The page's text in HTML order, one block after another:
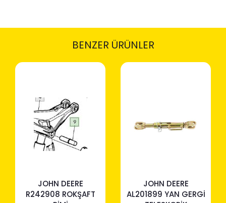
BENZER ÜRÜNLER
JOHN DEERE
R242908 ROKŞAFT
JOHN DEERE
AL201899 YAN GERGİ